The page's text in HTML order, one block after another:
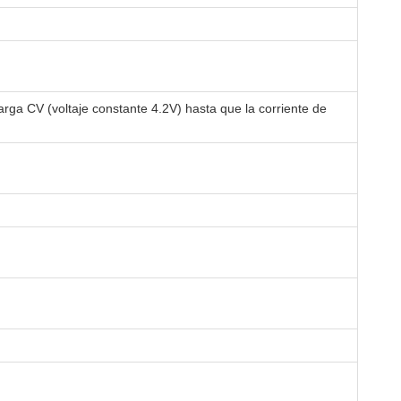
CV (voltaje constante 4.2V) hasta que la corriente de